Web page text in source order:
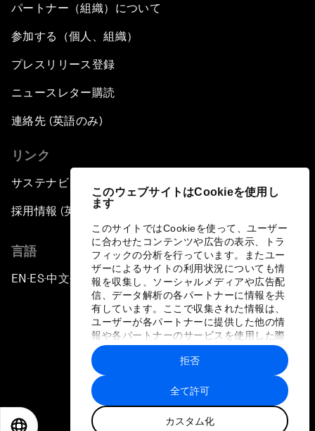
このウェブサイトはCookieを使用し
ます
このサイトではCookieを使って、ユーザー
に合わせたコンテンツや広告の表示、トラ
フィックの分析を行っています。またユー
ザーによるサイトの利用状況についても情
報を収集し、ソーシャルメディアや広告配
信、データ解析の各パートナーに情報を共
有しています。ここで収集された情報は、
ユーザーが各パートナーに提供した他の情
報や各パートナーのサービスを使用した際
に収集された情報と組み合わされ、各パー
トナーによって使用されることがありま
す。
全て許可
カスタム化
拒否
パートナー（組織）について
参加する（個人、組織）
プレスリリース登録
ニュースレター購読
連絡先 (英語のみ)
リンク
サステナビリティへの取り組み
採用情報 (英語のみ)
言語
EN ▪ES▪中文▪ 日本語
プライバシーポリシーと利用規約
サイトマップ
©
世界経済フォーラム